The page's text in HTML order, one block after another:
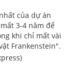
của dự án
3-4 năm để
khi chỉ mất vài
Frankenstein".